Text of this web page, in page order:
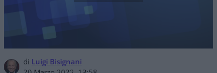
di Luigi Bisignani